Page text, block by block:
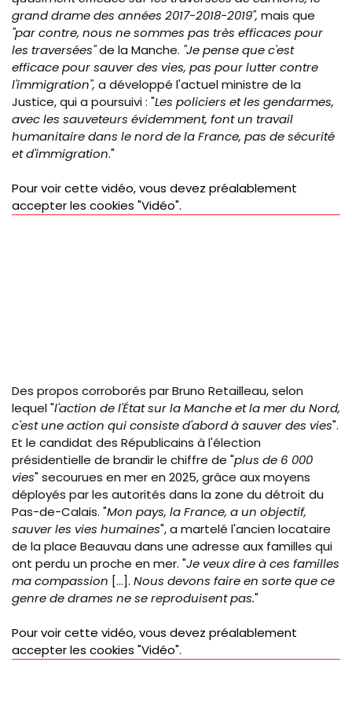
grand drame des années 2017-2018-2019", mais que
"par contre, nous ne sommes pas très efficaces pour
les traversées"de la Manche. "Je pense que c'est
efficace pour sauver des vies, pas pour lutter contre
l'immigration", a développé l'actuel ministre de la
Justice, qui a poursuivi : "Les policiers et les gendarmes,
avec les sauveteurs évidemment, font un travail
humanitaire dans le nord de la France, pas de sécurité
et d'immigration."
Pour voir cette vidéo, vous devez préalablement
accepter les cookies "Vidéo".
Des propos corroborés par Bruno Retailleau, selon
lequel "l'action de l'État sur la Manche et la mer du Nord,
c'est une action qui consiste d'abord à sauver des vies".
Et le candidat des Républicains à l'élection
présidentielle de brandir le chiffre de "plus de 6 000
vies" secourues en mer en 2025, grâce aux moyens
déployés par les autorités dans la zone du détroit du
Pas-de-Calais. "Mon pays, la France, a un objectif,
sauver les vies humaines", a martelé l'ancien locataire
de la place Beauvau dans une adresse aux familles qui
ont perdu un proche en mer. "Je veux dire à ces familles
ma compassion [...]. Nous devons faire en sorte que ce
genre de drames ne se reproduisent pas."
Pour voir cette vidéo, vous devez préalablement
accepter les cookies "Vidéo".